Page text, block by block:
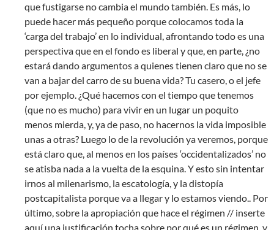
que fustigarse no cambia el mundo también. Es más, lo
puede hacer más pequeño porque colocamos toda la
‘carga del trabajo’ en lo individual, afrontando todo es una
perspectiva que en el fondo es liberal y que, en parte, ¿no
estará dando argumentos a quienes tienen claro que no se
van a bajar del carro de su buena vida? Tu casero, o el jefe
por ejemplo. ¿Qué hacemos con el tiempo que tenemos
(que no es mucho) para vivir en un lugar un poquito
menos mierda, y, ya de paso, no hacernos la vida imposible
unas a otras? Luego lo de la revolución ya veremos, porque
está claro que, al menos en los países ‘occidentalizados’ no
se atisba nada a la vuelta de la esquina. Y esto sin intentar
irnos al milenarismo, la escatología, y la distopía
postcapitalista porque va a llegar y lo estamos viendo.. Por
último, sobre la apropiación que hace el régimen // inserte
aquí una justificación tocha sobre por qué es un régimen, y